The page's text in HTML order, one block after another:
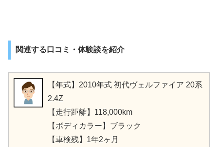
関連する口コミ・体験談を紹介
【年式】2010年式 初代ヴェルファイア 20系
2.4Z
【走行距離】118,000km
【ボディカラー】ブラック
【車検残】1年2ヶ月